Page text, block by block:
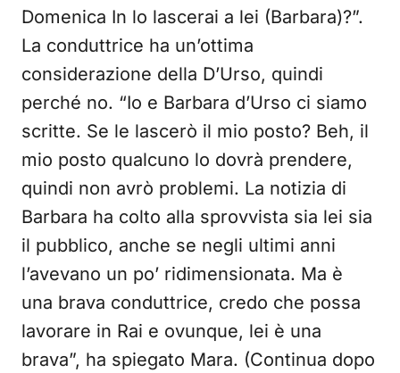
Domenica In lo lascerai a lei (Barbara)?”.
La conduttrice ha un’ottima
considerazione della D’Urso, quindi
perché no. “Io e Barbara d’Urso ci siamo
scritte. Se le lascerò il mio posto? Beh, il
mio posto qualcuno lo dovrà prendere,
quindi non avrò problemi. La notizia di
Barbara ha colto alla sprovvista sia lei sia
il pubblico, anche se negli ultimi anni
l’avevano un po’ ridimensionata. Ma è
una brava conduttrice, credo che possa
lavorare in Rai e ovunque, lei è una
brava”, ha spiegato Mara. (Continua dopo